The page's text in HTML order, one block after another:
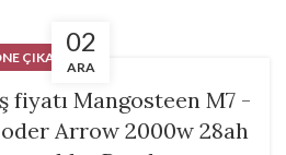
02
ARA
ÇIKANLAR
fiyatı Mangosteen M7 -
Arrow 2000w 28ah